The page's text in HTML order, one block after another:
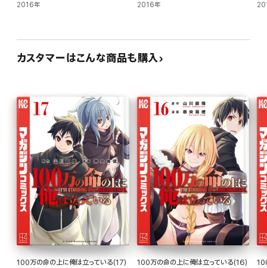
2016年 2016年
カスタマーはこんな商品も購入
100万の命の上に俺は立っている(17) 100万の命の上に俺は立っている(16)